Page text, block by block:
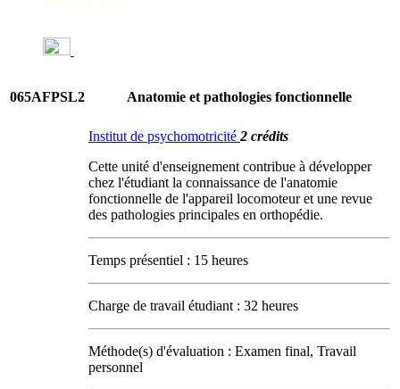
065AFPSL2 Anatomie et pathologies fonctionnelle
Institut de psychomotricité 2 crédits
Cette unité d'enseignement contribue à développer
chez l'étudiant la connaissance de l'anatomie
fonctionnelle de l'appareil locomoteur et une revue
des pathologies principales en orthopédie.
Temps présentiel : 15 heures
Charge de travail étudiant : 32 heures
Méthode(s) d'évaluation : Examen final, Travail
personnel